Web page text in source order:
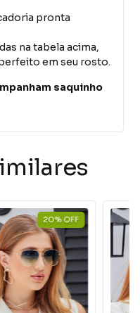
pronta
na tabela acima,
em seu rosto.
saquinho
20% OFF